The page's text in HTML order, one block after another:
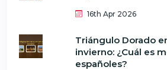
16th Apr 2026
Triángulo Dorado
invierno: ¿Cuál es
españoles?